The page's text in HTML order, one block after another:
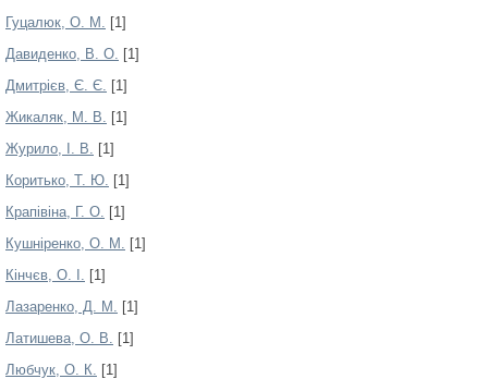
Гуцалюк, О. М. [1]
Давиденко, В. О. [1]
Дмитрієв, Є. Є. [1]
Жикаляк, М. В. [1]
Журило, І. В. [1]
Коритько, Т. Ю. [1]
Крапівіна, Г. О. [1]
Кушніренко, О. М. [1]
Кінчєв, О. І. [1]
Лазаренко, Д. М. [1]
Латишева, О. В. [1]
Любчук, О. К. [1]